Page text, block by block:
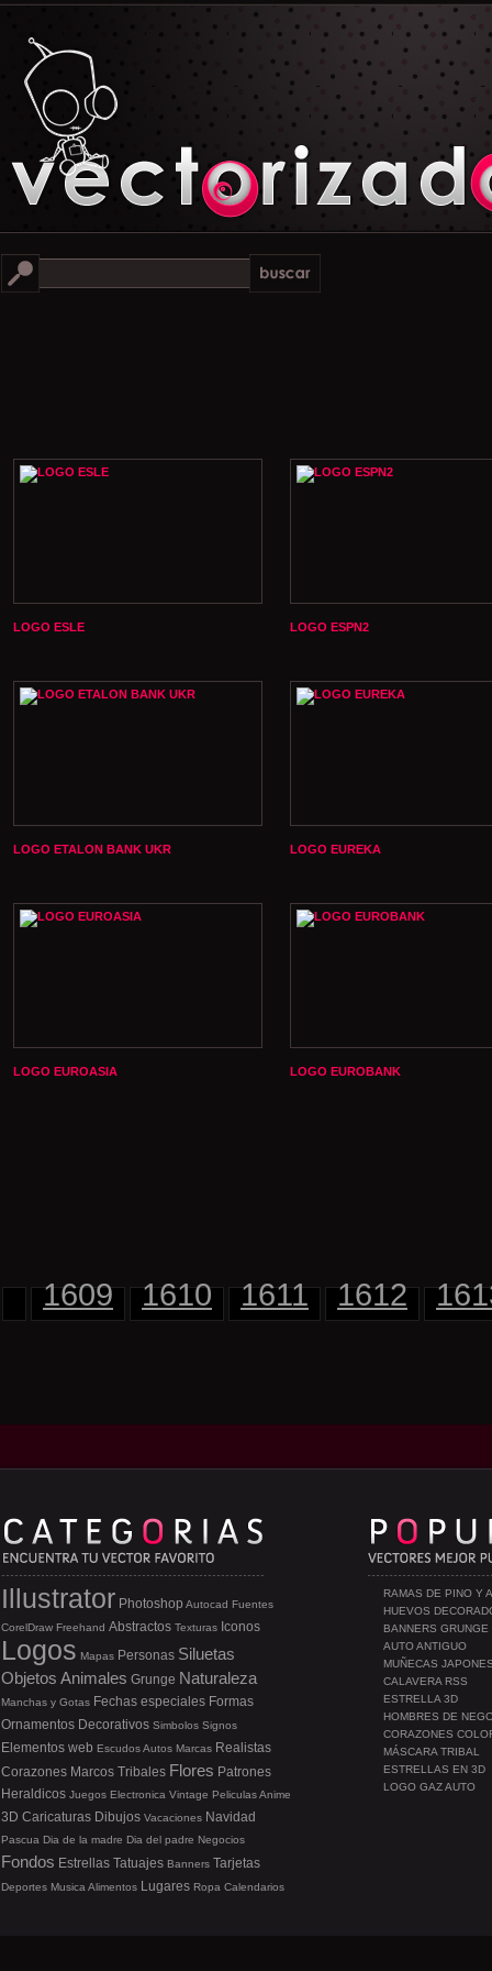
LOGO ESLE LOGO ESPN2
LOGO ETALON BANK UKR LOGO EUREKA
LOGO EUROASIA LOGO EUROBANK
1609 1610 1611 1612
RAMAS DE PINO Y
HUEVOS
BANNERS GRUNGE
AUTO ANTIGUO
MUÑECAS
CALAVERA RSS
ESTRELLA 3D
HOMBRES DE
CORAZONES
MÁSCARA TRIBAL
ESTRELLAS EN 3D
LOGO GAZ AUTO
Illustrator Photoshop Autocad Fuentes
CorelDraw Freehand Abstractos Texturas Iconos
Logos Mapas Personas Siluetas
Objetos Animales Grunge Naturaleza
Manchas y Gotas Fechas especiales Formas
Ornamentos Decorativos Simbolos Signos
Elementos web EscudosAutos Marcas Realistas
Corazones Marcos Tribales Flores Patrones
Heraldicos Juegos Electronica Vintage PeliculasAnime
3D Caricaturas Dibujos Vacaciones Navidad
Pascua Dia de la madre Dia del padre Negocios
Fondos Estrellas Tatuajes Banners Tarjetas
Deportes Musica Alimentos Lugares Ropa Calendarios